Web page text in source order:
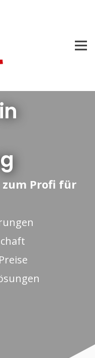
Profi für